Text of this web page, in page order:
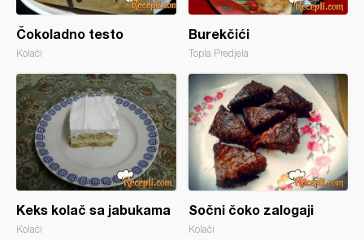
Čokoladno testo
Kolači
Burekčići
Topla Predjela
Keks kolač sa jabukama
Kolači
Sočni čoko zalogaji
Kolači